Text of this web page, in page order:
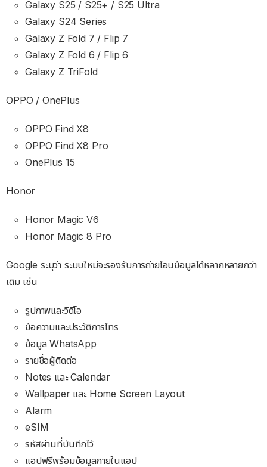
Galaxy S25 / S25+ / S25 Ultra
Galaxy S24 Series
Galaxy Z Fold 7 / Flip 7
Galaxy Z Fold 6 / Flip 6
Galaxy Z TriFold
OPPO / OnePlus
OPPO Find X8
OPPO Find X8 Pro
OnePlus 15
Honor
Honor Magic V6
Honor Magic 8 Pro
Google ระบุว่า ระบบใหม่จะรองรับการถ่ายโอนข้อมูลได้หลากหลายกว่า
เดิม เช่น
รูปภาพและวิดีโอ
ข้อความและประวัติการโทร
ข้อมูล WhatsApp
รายชื่อผู้ติดต่อ
Notes และ Calendar
Wallpaper และ Home Screen Layout
Alarm
eSIM
รหัสผ่านที่บันทึกไว้
แอปฟรีพร้อมข้อมูลภายในแอป